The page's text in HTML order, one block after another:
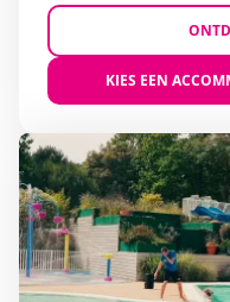
KIES EEN